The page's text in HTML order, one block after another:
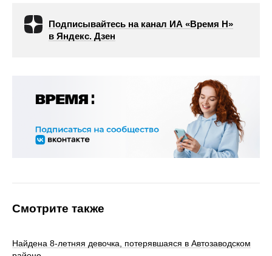
Подписывайтесь на канал ИА «Время Н»
в Яндекс. Дзен
Смотрите также
Найдена 8-летняя девочка, потерявшаяся в Автозаводском